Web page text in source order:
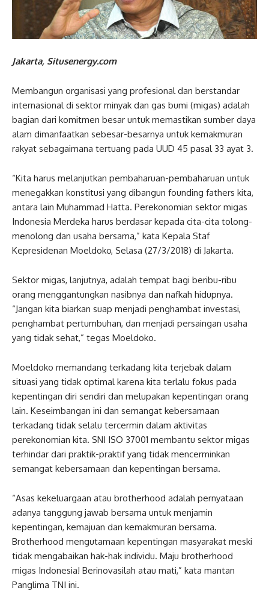
Jakarta, Situsenergy.com
Membangun organisasi yang profesional dan berstandar
internasional di sektor minyak dan gas bumi (migas) adalah
bagian dari komitmen besar untuk memastikan sumber daya
alam dimanfaatkan sebesar-besarnya untuk kemakmuran
rakyat sebagaimana tertuang pada UUD 45 pasal 33 ayat 3.
“Kita harus melanjutkan pembaharuan-pembaharuan untuk
menegakkan konstitusi yang dibangun founding fathers kita,
antara lain Muhammad Hatta. Perekonomian sektor migas
Indonesia Merdeka harus berdasar kepada cita-cita tolong-
menolong dan usaha bersama,” kata Kepala Staf
Kepresidenan Moeldoko, Selasa (27/3/2018) di Jakarta.
Sektor migas, lanjutnya, adalah tempat bagi beribu-ribu
orang menggantungkan nasibnya dan nafkah hidupnya.
“Jangan kita biarkan suap menjadi penghambat investasi,
penghambat pertumbuhan, dan menjadi persaingan usaha
yang tidak sehat,” tegas Moeldoko.
Moeldoko memandang terkadang kita terjebak dalam
situasi yang tidak optimal karena kita terlalu fokus pada
kepentingan diri sendiri dan melupakan kepentingan orang
lain. Keseimbangan ini dan semangat kebersamaan
terkadang tidak selalu tercermin dalam aktivitas
perekonomian kita. SNI ISO 37001 membantu sektor migas
terhindar dari praktik-praktif yang tidak mencerminkan
semangat kebersamaan dan kepentingan bersama.
“Asas kekeluargaan atau brotherhood adalah pernyataan
adanya tanggung jawab bersama untuk menjamin
kepentingan, kemajuan dan kemakmuran bersama.
Brotherhood mengutamaan kepentingan masyarakat meski
tidak mengabaikan hak-hak individu. Maju brotherhood
migas Indonesia! Berinovasilah atau mati,” kata mantan
Panglima TNI ini.